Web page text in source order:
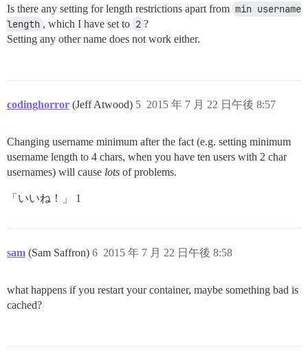
Is there any setting for length restrictions apart from min username
length , which I have set to 2 ?
Setting any other name does not work either.
codinghorror (Jeff Atwood) 2015 年 7 月 22 日午後 8:57
5
Changing username minimum after the fact (e.g. setting minimum
username length to 4 chars, when you have ten users with 2 char
usernames) will cause lots of problems.
「いいね！」 1
sam (Sam Saffron) 2015 年 7 月 22 日午後 8:58
6
what happens if you restart your container, maybe something bad is
cached?